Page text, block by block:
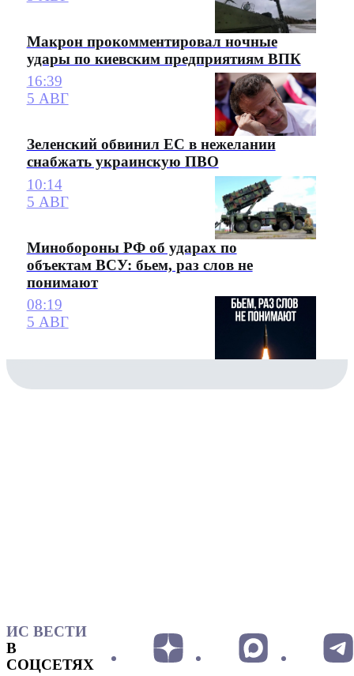
Макрон прокомментировал ночные
удары по киевским предприятиям ВПК
16:39
5 АВГ
Зеленский обвинил ЕС в нежелании
снабжать украинскую ПВО
10:14
5 АВГ
Минобороны РФ об ударах по
объектам ВСУ: бьем, раз слов не
понимают
08:19
5 АВГ
ИС ВЕСТИ
В
СОЦСЕТЯХ